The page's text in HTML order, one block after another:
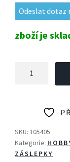
Odeslat dotaz
zboží je
množství
SKU: 105405
Kategorie:
ZÁSLEPKY